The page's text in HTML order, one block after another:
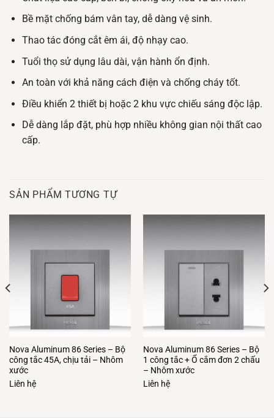
Bề mặt chống bám vân tay, dễ dàng vệ sinh.
Thao tác đóng cắt êm ái, độ nhạy cao.
Tuổi thọ sử dụng lâu dài, vận hành ổn định.
An toàn với khả năng cách điện và chống cháy tốt.
Điều khiển 2 thiết bị hoặc 2 khu vực chiếu sáng độc lập.
Dễ dàng lắp đặt, phù hợp nhiều không gian nội thất cao
cấp.
SẢN PHẨM TƯƠNG TỰ
Nova Aluminum 86 Series – Bộ
công tắc 45A, chịu tải – Nhôm
xước
Liên hệ
Nova Aluminum 86 Series – Bộ
1 công tắc + Ổ cắm đơn 2 chấu
– Nhôm xước
Liên hệ